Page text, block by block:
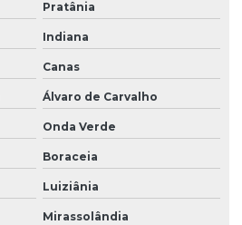
Pratânia
Indiana
Canas
Álvaro de Carvalho
Onda Verde
Boraceia
Luiziânia
Mirassolândia